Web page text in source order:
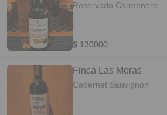
Reservado Carmenere
$ 130000
Finca Las Moras
Cabernet Sauvignon